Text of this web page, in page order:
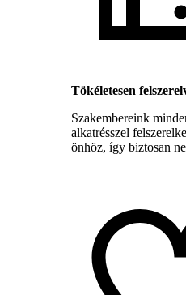
Tökéletesen
Szakembereink
alkatrésszel
önhöz, így biztosan